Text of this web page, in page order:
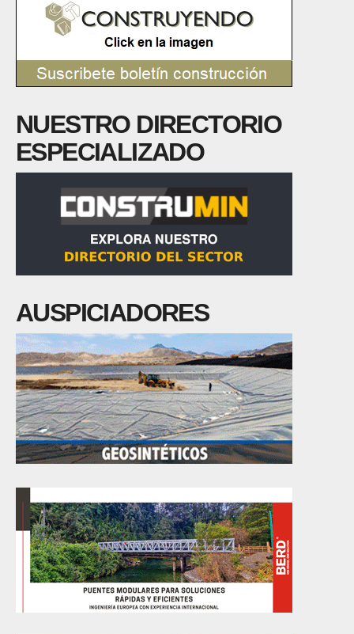
NUESTRO DIRECTORIO
ESPECIALIZADO
AUSPICIADORES